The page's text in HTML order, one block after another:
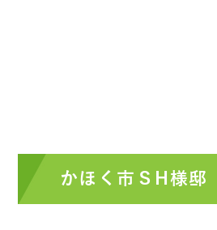
かほく市ＳH様